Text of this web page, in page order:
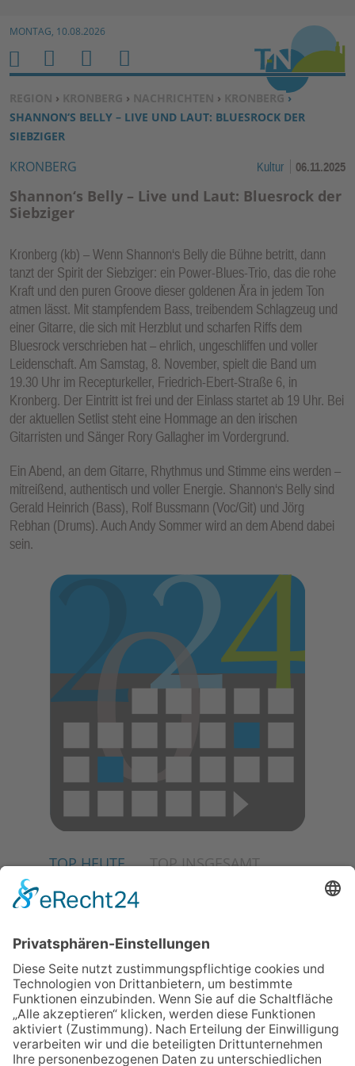
Zum Inhalt springen ↓
MONTAG, 10.08.2026
SIE BEFINDEN SICH HIER:
REGION › KRONBERG › NACHRICHTEN › KRONBERG›
SHANNON‘S BELLY – LIVE UND LAUT: BLUESROCK DER
SIEBZIGER
KRONBERG Kultur 06.11.2025
Shannon‘s Belly – Live und Laut: Bluesrock der
Siebziger
Kronberg (kb) – Wenn Shannon‘s Belly die Bühne betritt, dann
tanzt der Spirit der Siebziger: ein Power-Blues-Trio, das die rohe
Kraft und den puren Groove dieser goldenen Ära in jedem Ton
atmen lässt. Mit stampfendem Bass, treibendem Schlagzeug und
einer Gitarre, die sich mit Herzblut und scharfen Riffs dem
Bluesrock verschrieben hat – ehrlich, ungeschliffen und voller
Leidenschaft. Am Samstag, 8. November, spielt die Band um
19.30 Uhr im Recepturkeller, Friedrich-Ebert-Straße 6, in
Kronberg. Der Eintritt ist frei und der Einlass startet ab 19 Uhr. Bei
der aktuellen Setlist steht eine Hommage an den irischen
Gitarristen und Sänger Rory Gallagher im Vordergrund.
Ein Abend, an dem Gitarre, Rhythmus und Stimme eins werden –
mitreißend, authentisch und voller Energie. Shannon‘s Belly sind
Gerald Heinrich (Bass), Rolf Bussmann (Voc/Git) und Jörg
Rebhan (Drums). Auch Andy Sommer wird an dem Abend dabei
sein.
TOP HEUTE TOP INSGESAMT
02.07.2026
04.06.2026
Junge Musiker erringen Sieg
beim Mendelssohn-
Wettbewerb
23.07.2026
Partnerschaftsverein
Kronberg-Aberystwyth feiert
30-Jähriges
06.08.2026
„Die Globale Märchenstraße“:
H
O
M
E
M
E
N
U
S
U
C
B
E
N
E
U
N
K
TI
O
N
E
N